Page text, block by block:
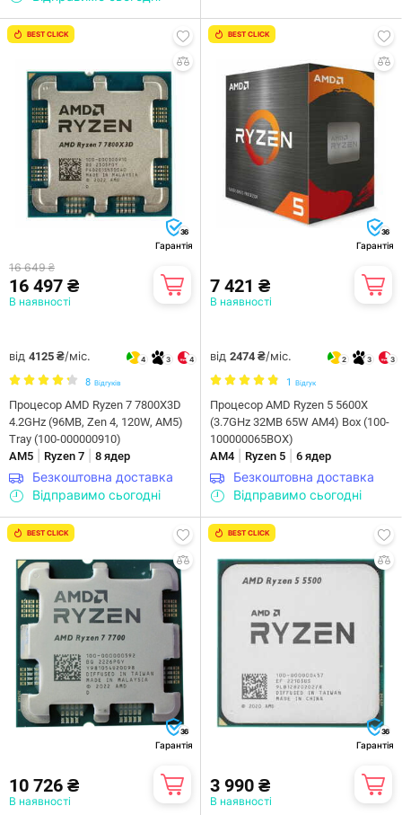
BEST CLICK
36
Гарантія
16 649 ₴
16 497 ₴
В наявності
від 4125 ₴/міс. 4 3 4
8 Відгуків
Процесор AMD Ryzen 7 7800X3D
4.2GHz (96MB, Zen 4, 120W, AM5)
Tray (100-000000910)
AM5
Ryzen 7 8 ядер
Безкоштовна доставка
Відправимо сьогодні
BEST CLICK
36
Гарантія
7 421 ₴
В наявності
від 2474 ₴/міс. 2 3 3
1 Відгук
Процесор AMD Ryzen 5 5600X
(3.7GHz 32MB 65W AM4) Box (100-
100000065BOX)
AM4
Ryzen 5 6 ядер
Безкоштовна доставка
Відправимо сьогодні
BEST CLICK
36
Гарантія
10 726 ₴
В наявності
BEST CLICK
36
Гарантія
3 990 ₴
В наявності